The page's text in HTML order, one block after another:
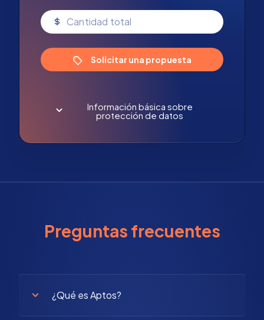
Solicitar una propuesta
Información básica sobre
protección de datos
Preguntas frecuentes
¿Qué es Aptos?